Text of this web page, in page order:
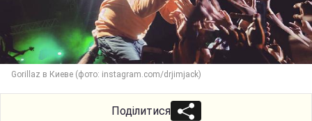
Gorillaz в Киеве (фото: instagram.com/drjimjack)
Поділитися